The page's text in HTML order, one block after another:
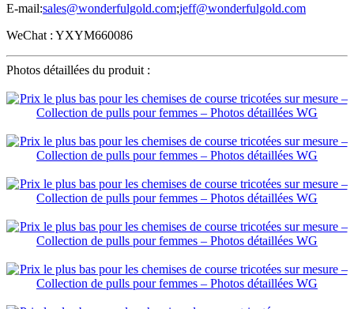
E-mail:sales@wonderfulgold.com;jeff@wonderfulgold.com
WeChat : YXYM660086
Photos détaillées du produit :